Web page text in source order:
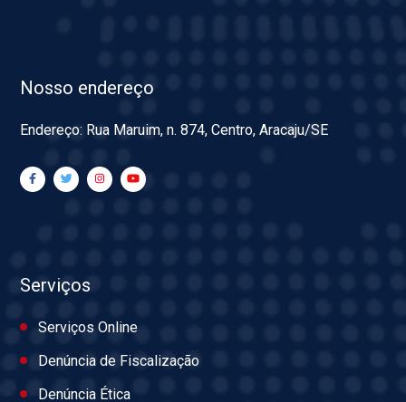
Nosso endereço
Endereço: Rua Maruim, n. 874, Centro, Aracaju/SE
Serviços
Serviços Online
Denúncia de Fiscalização
Denúncia Ética